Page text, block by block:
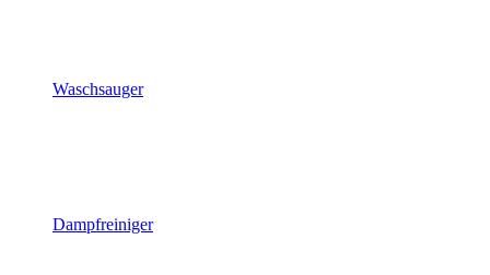
Waschsauger
Dampfreiniger